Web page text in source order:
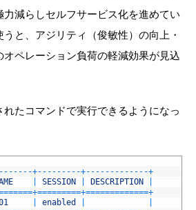
減らしセルフサービス化を進めてい
と、アジリティ（俊敏性）の向上・
オペレーション負荷の軽減効果が見込
れたコマンドで実行できるようになっ
-- -- -- -+-- -- -- -- -+-- -- -- -- -- -- -+
SESSION DESCRIPTION
====+=========+=============+
enabled